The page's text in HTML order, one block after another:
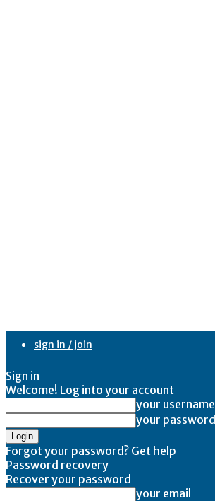
sign in / join
Sign in
Welcome! Log into your account
your username
your password
Forgot your password? Get help
Password recovery
Recover your password
your email